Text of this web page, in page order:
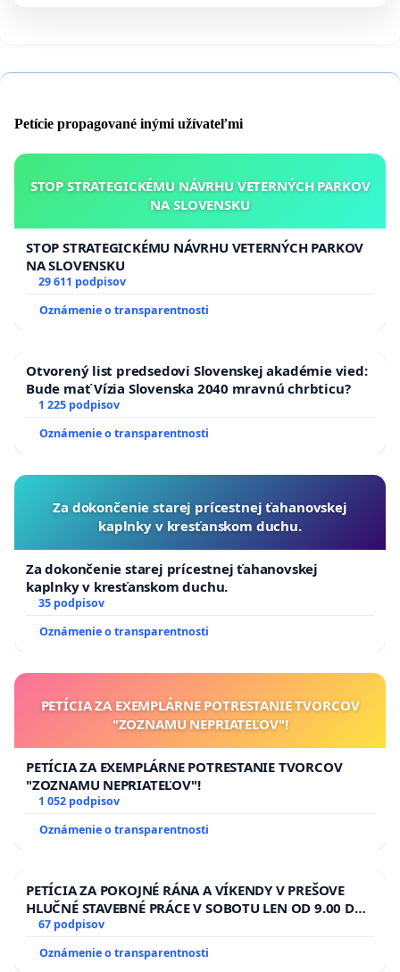
Petície propagované inými užívateľmi
STOP STRATEGICKÉMU NÁVRHU VETERNÝCH PARKOV
NA SLOVENSKU
STOP STRATEGICKÉMU NÁVRHU VETERNÝCH PARKOV
NA SLOVENSKU
29 611 podpisov
Oznámenie o transparentnosti
Otvorený list predsedovi Slovenskej akadémie vied:
Bude mať Vízia Slovenska 2040 mravnú chrbticu?
1 225 podpisov
Oznámenie o transparentnosti
Za dokončenie starej prícestnej ťahanovskej
kaplnky v kresťanskom duchu.
Za dokončenie starej prícestnej ťahanovskej
kaplnky v kresťanskom duchu.
35 podpisov
Oznámenie o transparentnosti
PETÍCIA ZA EXEMPLÁRNE POTRESTANIE TVORCOV
"ZOZNAMU NEPRIATEĽOV"!
PETÍCIA ZA EXEMPLÁRNE POTRESTANIE TVORCOV
"ZOZNAMU NEPRIATEĽOV"!
1 052 podpisov
Oznámenie o transparentnosti
PETÍCIA ZA POKOJNÉ RÁNA A VÍKENDY V PREŠOVE
HLUČNÉ STAVEBNÉ PRÁCE V SOBOTU LEN OD 9.00 DO
13.00 HOD., CEZ PRACOVNÝ TÝŽDEŇ CIEĽ 8.00 – 18.00
HOD. A PRAVIDELNÁ KONTROLA STAVBY C-AREA NA
ĎUMBIERSKEJ/MAGU
67 podpisov
Oznámenie o transparentnosti